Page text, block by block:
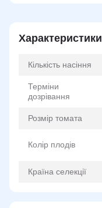
Характеристики
Кількість насіння
Терміни
дозрівання
Розмір томата
Колір плодів
Країна селекції